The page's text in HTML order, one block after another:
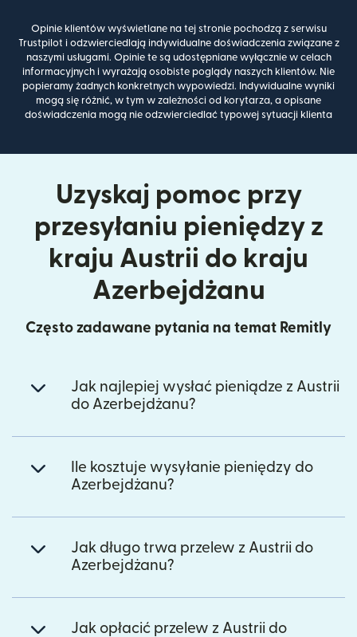
Opinie klientów wyświetlane na tej stronie pochodzą z serwisu
Trustpilot i odzwierciedlają indywidualne doświadczenia związane z
naszymi usługami. Opinie te są udostępniane wyłącznie w celach
informacyjnych i wyrażają osobiste poglądy naszych klientów. Nie
popieramy żadnych konkretnych wypowiedzi. Indywidualne wyniki
mogą się różnić, w tym w zależności od korytarza, a opisane
doświadczenia mogą nie odzwierciedlać typowej sytuacji klienta
Uzyskaj pomoc przy
przesyłaniu pieniędzy z
kraju Austrii do kraju
Azerbejdżanu
Często zadawane pytania na temat Remitly
Jak najlepiej wysłać pieniądze z Austrii
do Azerbejdżanu?
Ile kosztuje wysyłanie pieniędzy do
Azerbejdżanu?
Jak długo trwa przelew z Austrii do
Azerbejdżanu?
Jak opłacić przelew z Austrii do